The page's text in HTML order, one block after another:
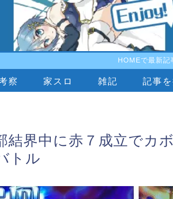
HOMEで最新記
察 家スロ 雑記 記事
結界中に赤７成立でカ
トル